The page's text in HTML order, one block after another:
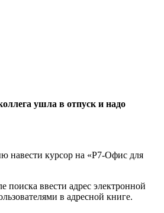
ушла в отпуск и надо
навести курсор на «Р7-Офис для
ввести адрес электронной
в адресной книге.